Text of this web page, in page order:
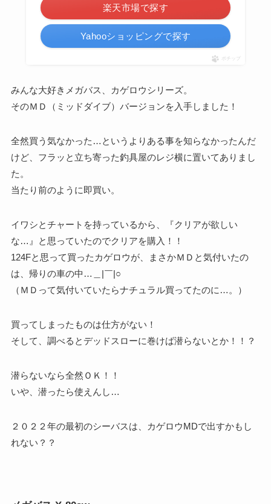
楽天市場で探す
Yahooショッピングで探す
ポチップ
みんな大好きメガバス、カゲロウシリーズ。
そのＭＤ（ミッドダイブ）バージョンを入手しました！
全然買う気なかった…というよりある事を知らなかったんだ
けど、フラッと立ち寄った釣具屋のレジ横に置いてありまし
た。
当たり前のように即買い。
イワシとチャートを持っているから、『クリアが欲しい
な…』と思っていたのでクリアを購入！！
124Fと思って買ったカゲロウが、まさかＭＤと気付いたの
は、帰りの車の中…＿|￣|○
（ＭＤって気付いていたらナチュラル買ってたのに…。）
買ってしまったものは仕方がない！
そして、調べるとデッドスローに巻けば潜らないとか！！？
潜らないなら全然ＯＫ！！
いや、潜ったら使えんし…
２０２２年の最初のシーバスは、カゲロウMDで出すかもし
れない？？